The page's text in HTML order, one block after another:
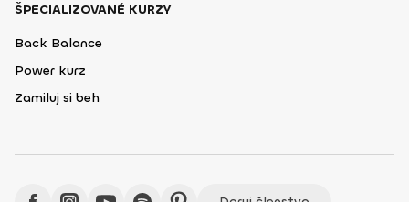
ŠPECIALIZOVANÉ KURZY
Back Balance
Power kurz
Zamiluj si beh